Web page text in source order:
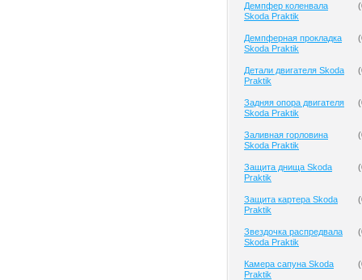
Демпфер коленвала
Skoda Praktik
(
Демпферная прокладка
Skoda Praktik
(
Детали двигателя Skoda
Praktik
(
Задняя опора двигателя
Skoda Praktik
(
Заливная горловина
Skoda Praktik
(
Защита днища Skoda
Praktik
(
Защита картера Skoda
Praktik
(
Звездочка распредвала
Skoda Praktik
(
Камера сапуна Skoda
Praktik
(